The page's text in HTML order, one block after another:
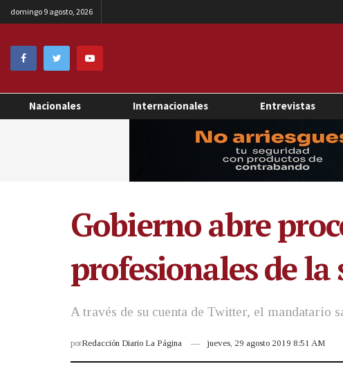
domingo 9 agosto, 2026
Nacionales Internacionales Entrevistas
Gobierno abre
profesionales de la
A través de su cuenta de Twitter, el mandatario
porRedacción Diario La Página jueves, 29 agosto 2019 8:51 AM